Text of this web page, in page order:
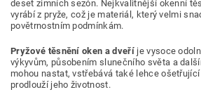
deset zimních sezón. Nejkvalitnější okenní
vyrábí z pryže, což je materiál, který velmi
povětrnostním podmínkám.
Pryžové těsnění oken a dveříje vysoce
výkyvům, působením slunečního světa a
mohou nastat, vstřebává také lehce
prodlouží jeho životnost.